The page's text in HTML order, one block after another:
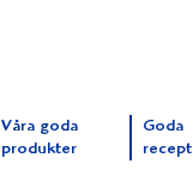
Våra goda
produkter
Goda
recept